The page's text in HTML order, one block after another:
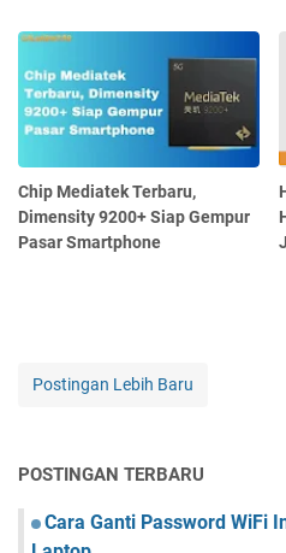
Chip Mediatek Terbaru,
Dimensity 9200+ Siap Gempur
Pasar Smartphone
Postingan Lebih Baru
POSTINGAN TERBARU
Cara Ganti Password WiFi